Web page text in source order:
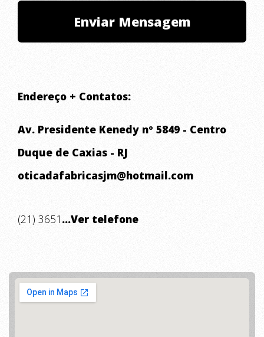
Endereço + Contatos:
Av. Presidente Kenedy nº 5849 - Centro
Duque de Caxias - RJ
oticadafabricasjm@hotmail.com
(21) 3651 ...Ver telefone